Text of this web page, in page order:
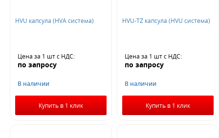
HVU капсула (HVA система)
Цена за 1 штс НДС:
по запросу
В наличии
Купить в 1 клик
HVU-TZ капсула (HVU система)
Цена за 1 штс НДС:
по запросу
В наличии
Купить в 1 клик